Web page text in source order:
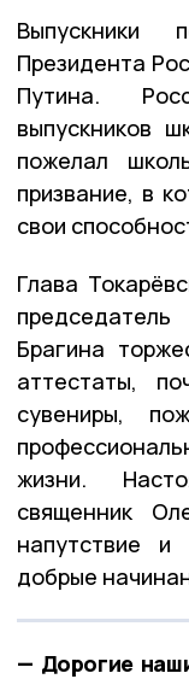
Выпускники
Президента
Путина.
выпускников
пожелал
призвание, в
свои
Глава
Брагина
аттестаты,
сувениры,
жизни.
священник
напутствие и
добрые
— Дорогие